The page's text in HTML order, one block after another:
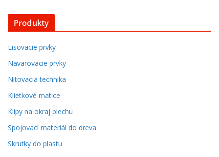
Produkty
Lisovacie prvky
Navarovacie prvky
Nitovacia technika
Klietkové matice
Klipy na okraj plechu
Spojovací materiál do dreva
Skrutky do plastu